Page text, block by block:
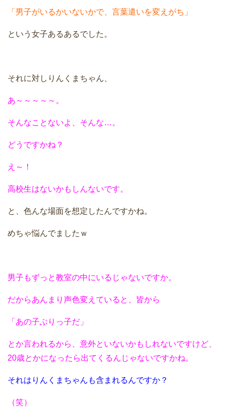
「男子がいるかいないかで、言葉遣いを変えがち」
という女子あるあるでした。
それに対しりんくまちゃん、
あ～～～～～。
そんなことないよ、そんな…。
どうですかね？
え～！
高校生はないかもしんないです。
と、色んな場面を想定したんですかね。
めちゃ悩んでましたｗ
男子もずっと教室の中にいるじゃないですか。
だからあんまり声色変えていると、皆から
「あの子ぶりっ子だ」
とか言われるから、意外といないかもしれないですけど、
20歳とかになったら出てくるんじゃないですかね。
それはりんくまちゃんも含まれるんですか？
（笑）